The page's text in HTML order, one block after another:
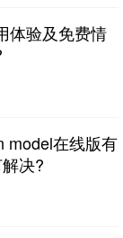
体验及免费情
model在线版有
决?